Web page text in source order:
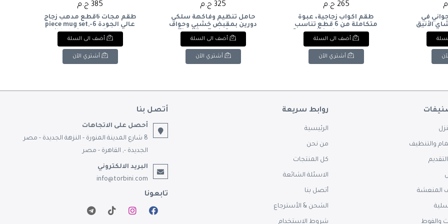
في
الأنيق
من
الرقي لمنزلك. ☕✨ ​Lavender
luxury on
tea set
a touch
265 ج.م
طقم أكواب زجاجية، عبوة
متكاملة من 6 قطع تناسب
ذوقك الرفيع. ✨ ​ Beauty is in
the details. A premium set of
glass tumblers with exquisite
classic pat
أضف الى السلة
أشتري الآن
325 ج.م
حامل تنظيم وفاكهة سلكي
دورين بمقبض خشبي وحواف
خوص.& Tier Wire Fruit
Basket with Solid Wood
Handle and Woven Fiber
Trim.
أضف الى السلة
أشتري الآن
385 ج.م
طقم مجات 6قطع مدهب زجاج
عالي الجودة 6-piece mug set,
gilded, high-quality glass
أضف الى السلة
أشتري الآن
والتنظيف
المنعشة
والفوط
روابط سريعة
الرئيسية
من نحن
كل المنتجات
الاسئلة الشائعة
أتصل بنا
الشحن & الأسترجاع
شروط الاستخدام
أتصل بنا
أحصل على الاتجاهات
8 شارع المدينة المنورة - النزهة الجديدة - مصر
الجديدة -, القاهرة - مصر
البريد الالكتروني
info@torbini.com
تابعونا